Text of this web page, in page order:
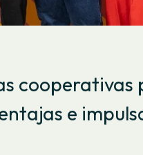
cooperativas
e